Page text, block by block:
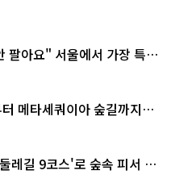
팔아요" 서울에서 가장 특별
메타세쿼이아 숲길까지…
레길 9코스'로 숲속 피서 떠